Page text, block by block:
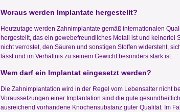
Woraus werden Implantate hergestellt?
Heutzutage werden Zahnimplantate gemäß internationalen
hergestellt, das ein gewebefreundliches Metall ist und keinerlei
nicht verrostet, den Säuren und sonstigen Stoffen widersteht,
lässt und im Verhältnis zu seinem Gewicht besonders stark ist.
Wem darf ein Implantat eingesetzt werden?
Die Zahnimplantation wird in der Regel vom Lebensalter nicht
Voraussetzungen einer Implantation sind die gute
ausreichend vorhandene Knochensubstanz guter Qualität. Im